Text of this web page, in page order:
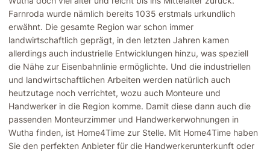
Farnroda wurde nämlich bereits 1035 erstmals urkundlich
erwähnt. Die gesamte Region war schon immer
landwirtschaftlich geprägt, in den letzten Jahren kamen
allerdings auch industrielle Entwicklungen hinzu, was speziell
die Nähe zur Eisenbahnlinie ermöglichte. Und die industriellen
und landwirtschaftlichen Arbeiten werden natürlich auch
heutzutage noch verrichtet, wozu auch Monteure und
Handwerker in die Region komme. Damit diese dann auch die
passenden Monteurzimmer und Handwerkerwohnungen in
Wutha finden, ist Home4Time zur Stelle. Mit Home4Time haben
Sie den perfekten Anbieter für die Handwerkerunterkunft oder